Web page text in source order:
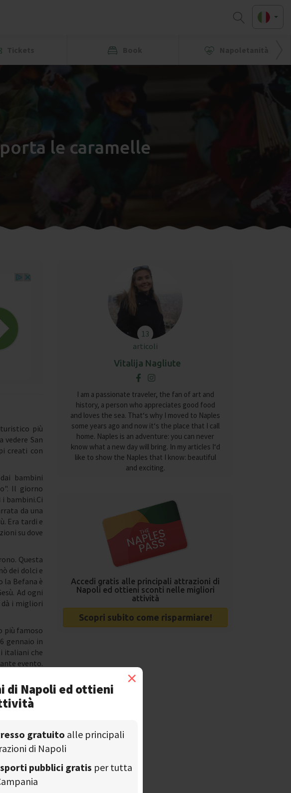
di Napoli ed ottieni
gratuito alle principali
di Napoli
pubblici gratis per tutta
×
le caramelle
più
San
creati con
bambini
Il giorno
bambini.Ci
da una
Era tardi e
su dove
Questa
dei dolci e
la Befana è
Ad ogni
i migliori
più famoso
gennaio in
italiani che
evento.
di strada
13
articoli
Vitalija Nagliute
I am a passionate traveler, the fan of art and
history, a person who appreciates good food
and loves the sea. That‘s why I moved to Naples
some years ago and now it‘s the place that I call
home. Naples is an adventure: you can never
know what a new day will bring. In my articles I‘d
like to show the Naples that I know: beautiful
and exciting.
Accedi gratis alle principali attrazioni di
Napoli ed ottieni sconti nelle migliori
attività
Scopri subito come risparmiare!